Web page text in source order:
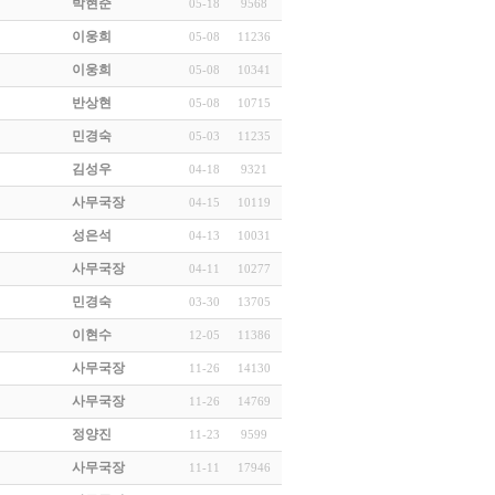
박현준 05-18 9568
이웅희 05-08 11236
이웅희 05-08 10341
반상현 05-08 10715
민경숙 05-03 11235
김성우 04-18 9321
사무국장 04-15 10119
성은석 04-13 10031
사무국장 04-11 10277
민경숙 03-30 13705
이현수 12-05 11386
사무국장 11-26 14130
사무국장 11-26 14769
정양진 11-23 9599
사무국장 11-11 17946